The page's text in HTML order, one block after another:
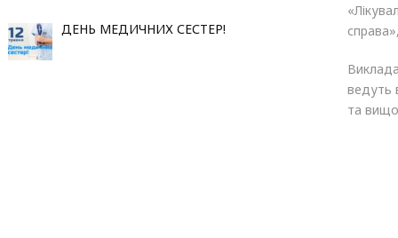
ДЕНЬ МЕДИЧНИХ СЕСТЕР!
ведуть
та